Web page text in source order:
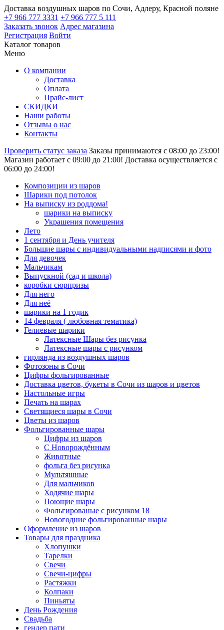
Доставка воздушных шаров по Сочи, Адлеру, Красной поляне
+7 966 777 3331 +7 966 777 5 111
Заказать звонок Адрес магазина
Регистрация Войти
Каталог товаров
Меню
О компании
Доставка
Оплата
Прайс-лист
СКИДКИ
Наши работы
Отзывы о нас
Контакты
Проверить статус заказа Заказы принимаются с 08:00 до 23:00!
Магазин работает с 09:00 до 21:00! Доставка осуществляется с
06:00 до 24:00!
Композиции из шаров
Шарики под потолок
На выписку из роддома!
шарики на выписку
Украшения помещения
Лето
1 сентября и День учителя
Большие шары с индивидуальными надписями и фото
Для девочек
Мальчикам
Выпускной (сад и школа)
коробки сюрпризы
Для него
Для неё
шарики на 1 годик
14 февраля ( любовная тематика)
Гелиевые шарики
Латексные Шары без рисунка
Латексные шары с рисунком
гирлянда из воздушных шаров
Фотозоны в Сочи
Цифры фольгированные
Доставка цветов, букеты в Сочи из шаров и цветов
Настольные игры
Печать на шарах
Светящиеся шары в Сочи
Цветы из шаров
Фольгированные шары
Цифры из шаров
С Новорождённым
Животные
фольга без рисунка
Мультяшные
Для мальчиков
Ходячие шары
Поющие шары
Фольгированые с рисунком 18
Новогодние фольгированные шары
Оформление из шаров
Товары для праздника
Хлопушки
Тарелки
Свечи
Свечи-цифры
Растяжки
Колпаки
Пиньяты
День Рождения
Свадьба
гендер пати